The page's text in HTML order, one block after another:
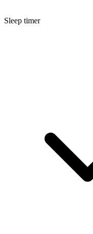
Sleep timer